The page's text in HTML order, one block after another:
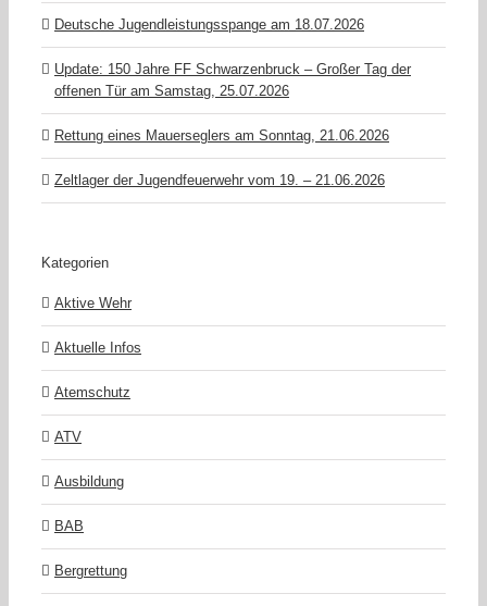
Deutsche Jugendleistungsspange am 18.07.2026
Update: 150 Jahre FF Schwarzenbruck – Großer Tag der
offenen Tür am Samstag, 25.07.2026
Rettung eines Mauerseglers am Sonntag, 21.06.2026
Zeltlager der Jugendfeuerwehr vom 19. – 21.06.2026
Kategorien
Aktive Wehr
Aktuelle Infos
Atemschutz
ATV
Ausbildung
BAB
Bergrettung